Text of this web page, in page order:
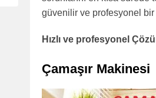
güvenilir ve profesyonel bir
Hızlı ve profesyonel
Çamaşır Makinesi